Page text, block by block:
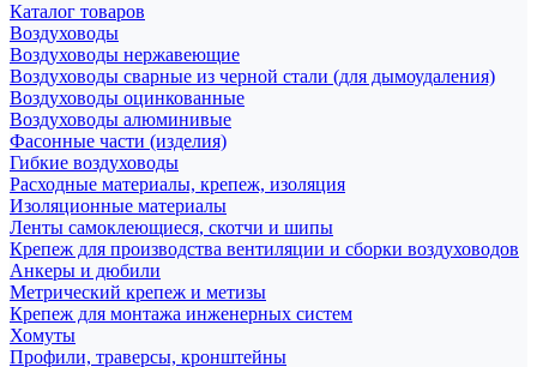
Каталог товаров
Воздуховоды
Воздуховоды нержавеющие
Воздуховоды сварные из черной стали (для дымоудаления)
Воздуховоды оцинкованные
Воздуховоды алюминивые
Фасонные части (изделия)
Гибкие воздуховоды
Расходные материалы, крепеж, изоляция
Изоляционные материалы
Ленты самоклеющиеся, скотчи и шипы
Крепеж для производства вентиляции и сборки воздуховодов
Анкеры и дюбили
Метрический крепеж и метизы
Крепеж для монтажа инженерных систем
Хомуты
Профили, траверсы, кронштейны